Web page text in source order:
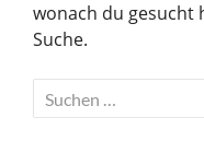
wonach du gesucht
Suche.
Suchen
nach: